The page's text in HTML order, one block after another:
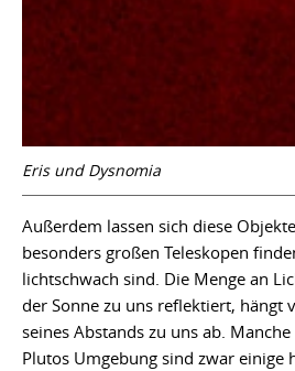
Eris und Dysnomia
Außerdem lassen sich diese
besonders großen Teleskopen
lichtschwach sind. Die Menge an
der Sonne zu uns reflektiert, hängt
seines Abstands zu uns ab.
Plutos Umgebung sind zwar